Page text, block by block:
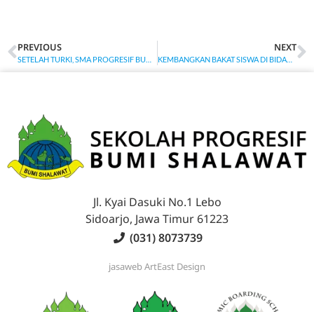
PREVIOUS NEXT
KEMBANGKAN BAKAT SISWA DI BIDANG PERFILMAN, SMA PROGRESIF BUMI SHALAWAT GELAR SMAFEST UNTUK CETAK FILM MAKER HEBAT
Jl. Kyai Dasuki No.1 Lebo
Sidoarjo, Jawa Timur 61223
(031) 8073739
jasawebArtEast Design